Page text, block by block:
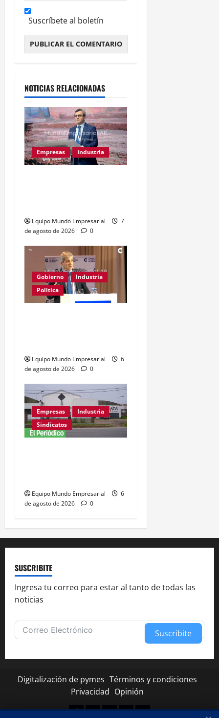
Suscríbete al boletín
NOTICIAS RELACIONADAS
Empresas Industria
Equipo Mundo Empresarial
7
de agosto de 2026
0
Gobierno
Industria
Política
Equipo Mundo Empresarial
6
de agosto de 2026
0
Empresas
Industria
Sindicatos
Equipo Mundo Empresarial
6
de agosto de 2026
0
SUSCRIBITE
Ingresa tu correo para estar al tanto de todas las
noticias
Suscribite
Digitalización de pymes Términos y condiciones
Privacidad Opinión
Facebook
TwitterLinkedinYoutubeInstagram